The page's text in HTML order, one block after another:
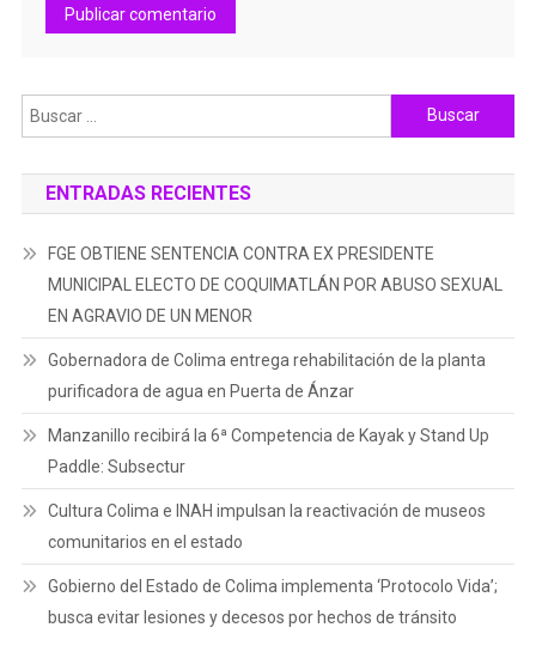
Buscar:
ENTRADAS RECIENTES
FGE OBTIENE SENTENCIA CONTRA EX PRESIDENTE
MUNICIPAL ELECTO DE COQUIMATLÁN POR ABUSO SEXUAL
EN AGRAVIO DE UN MENOR
Gobernadora de Colima entrega rehabilitación de la planta
purificadora de agua en Puerta de Ánzar
Manzanillo recibirá la 6ª Competencia de Kayak y Stand Up
Paddle: Subsectur
Cultura Colima e INAH impulsan la reactivación de museos
comunitarios en el estado
Gobierno del Estado de Colima implementa ‘Protocolo Vida’;
busca evitar lesiones y decesos por hechos de tránsito